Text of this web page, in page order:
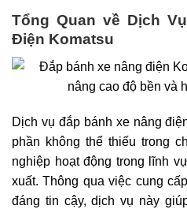
Tổng Quan về Dịch
Điện Komatsu
Dịch vụ đắp bánh xe nâng
phần không thể thiếu trong
nghiệp hoạt động trong lĩnh
xuất. Thông qua việc cung
đáng tin cậy, dịch vụ này